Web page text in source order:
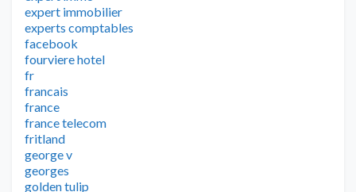
expert immobilier
experts comptables
facebook
fourviere hotel
fr
francais
france
france telecom
fritland
george v
georges
golden tulip